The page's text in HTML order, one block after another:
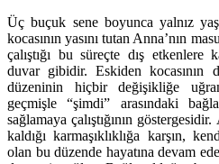
Üç buçuk sene boyunca yalnız
kocasının yasını tutan Anna’nın
çalıştığı bu süreçte dış etkenlere
duvar gibidir. Eskiden kocasının
düzeninin hiçbir değişikliğe
geçmişle “şimdi” arasındaki
sağlamaya çalıştığının
kaldığı karmaşıklıklığa karşın,
olan bu düzende hayatına devam